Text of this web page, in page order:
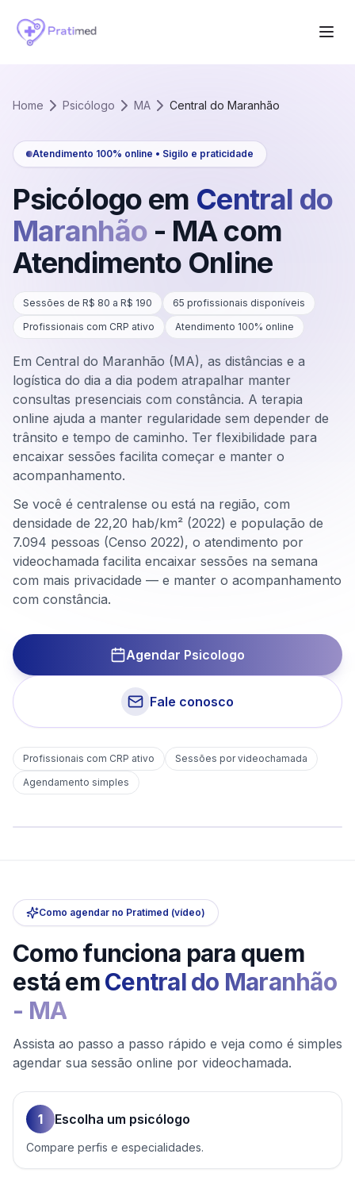
Home Psicólogo MA Central do Maranhão
Atendimento 100% online • Sigilo e praticidade
Psicólogo em Central do
Maranhão - MAcom
Atendimento Online
Sessões de R$ 80 a R$ 190 65 profissionais disponíveis
Profissionais com CRP ativo
Atendimento 100% online
Em Central do Maranhão (MA), as distâncias e a
logística do dia a dia podem atrapalhar manter
consultas presenciais com constância. A terapia
online ajuda a manter regularidade sem depender de
trânsito e tempo de caminho. Ter flexibilidade para
encaixar sessões facilita começar e manter o
acompanhamento.
Se você é centralense ou está na região, com
densidade de 22,20 hab/km² (2022) e população de
7.094 pessoas (Censo 2022), o atendimento por
videochamada facilita encaixar sessões na semana
com mais privacidade — e manter o acompanhamento
com constância.
Agendar Psicologo
Fale conosco
Profissionais com CRP ativo
Sessões por videochamada
Agendamento simples
Como agendar no Pratimed (vídeo)
Como funciona para quem
está em Central do Maranhão
- MA
Assista ao passo a passo rápido e veja como é simples
agendar sua sessão online por videochamada.
1 Escolha um psicólogo
Compare perfis e especialidades.